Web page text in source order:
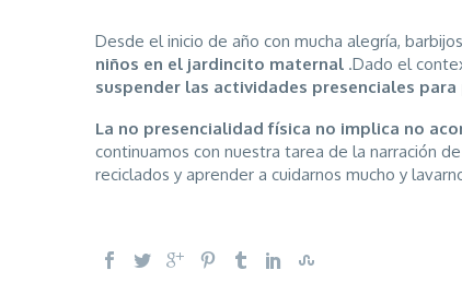
Desde el inicio de año con mucha alegría,
niños en el jardincito maternal .Dado el
suspender las actividades presenciales
La no presencialidad física no implica no
continuamos con nuestra tarea de la narración
reciclados y aprender a cuidarnos mucho y